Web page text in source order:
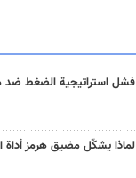
فشل استراتيجية الضغط ضد
لماذا يشكّل مضيق هرمز أداة